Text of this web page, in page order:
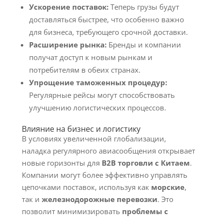
Ускорение поставок:Теперь грузы будут
доставляться быстрее, что особенно важно
для бизнеса, требующего срочной доставки.
Расширение рынка:Бренды и компании
получат доступ к новым рынкам и
потребителям в обеих странах.
Упрощение таможенных процедур:
Регулярные рейсы могут способствовать
улучшению логистических процессов.
Влияние на бизнес и логистику
В условиях увеличенной глобализации,
наладка регулярного авиасообщения открывает
новые горизонты для B2B торговли с Китаем.
Компании могут более эффективно управлять
цепочками поставок, используя как морские,
так и железнодорожные перевозки. Это
позволит минимизировать проблемы с